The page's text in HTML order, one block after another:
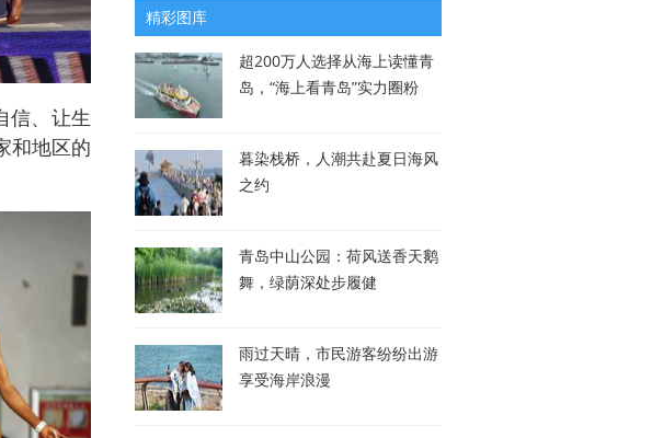
信、让生
和地区的
精彩图库
超200万人选择从海上读懂青
岛，“海上看青岛”实力圈粉
暮染栈桥，人潮共赴夏日海风
之约
青岛中山公园：荷风送香天鹅
舞，绿荫深处步履健
雨过天晴，市民游客纷纷出游
享受海岸浪漫